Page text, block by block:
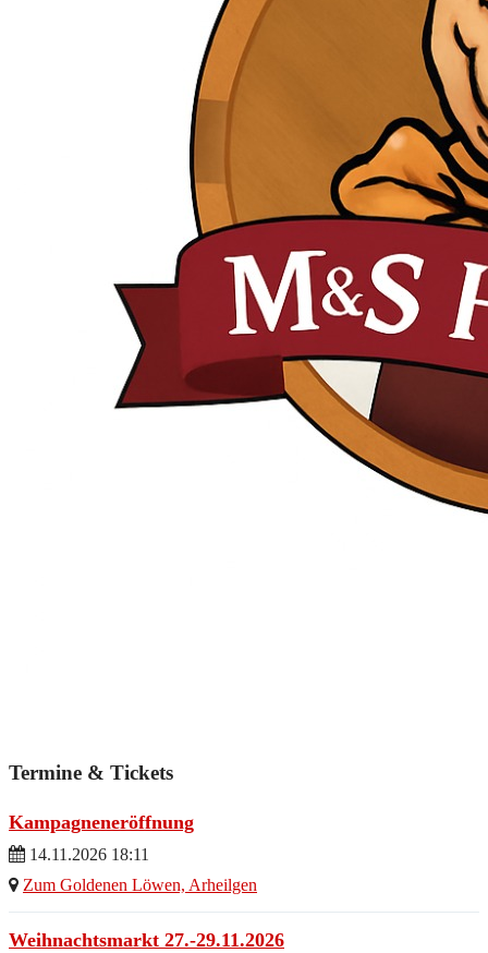
Termine & Tickets
Kampagneneröffnung
14.11.2026 18:11
Zum Goldenen Löwen, Arheilgen
Weihnachtsmarkt 27.-29.11.2026